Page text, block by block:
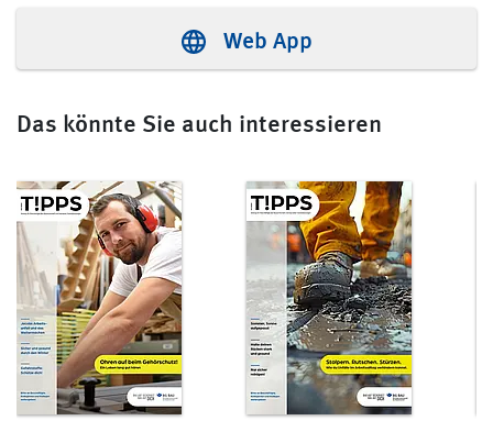
Web App
Das könnte Sie auch interessieren